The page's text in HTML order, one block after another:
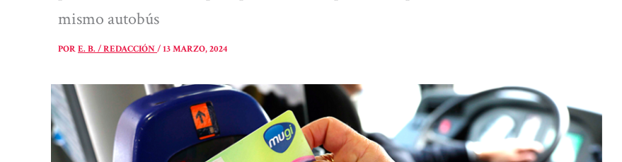
mismo autobús
PORE. B. / REDACCIÓN/13 MARZO, 2024